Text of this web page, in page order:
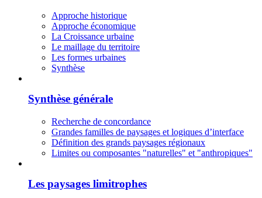
Approche historique
Approche économique
La Croissance urbaine
Le maillage du territoire
Les formes urbaines
Synthèse
Synthèse générale
Recherche de concordance
Grandes familles de paysages et logiques d’interface
Définition des grands paysages régionaux
Limites ou composantes "naturelles" et "anthropiques"
Les paysages limitrophes